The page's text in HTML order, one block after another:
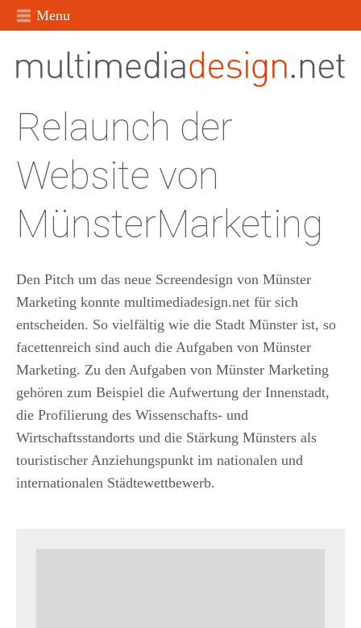
Menu
Relaunch der
Website von
MünsterMarketing
Den Pitch um das neue Screendesign von Münster
Marketing konnte multimediadesign.net für sich
entscheiden. So vielfältig wie die Stadt Münster ist, so
facettenreich sind auch die Aufgaben von Münster
Marketing. Zu den Aufgaben von Münster Marketing
gehören zum Beispiel die Aufwertung der Innenstadt,
die Profilierung des Wissenschafts- und
Wirtschaftsstandorts und die Stärkung Münsters als
touristischer Anziehungspunkt im nationalen und
internationalen Städtewettbewerb.